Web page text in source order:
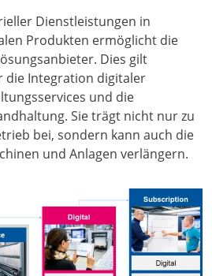
Dienstleistungen in
Produkten ermöglicht die
Dies gilt
die Integration digitaler
und die
Sie trägt nicht nur zu
bei, sondern kann auch die
und Anlagen verlängern.